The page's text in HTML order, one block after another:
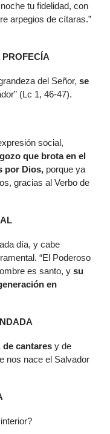
tu fidelidad, con
arpegios de cítaras.”
del Señor, se
(Lc 1, 46-47).
social,
que brota en el
por Dios, porque ya
gracias al Verbo de
día, y cabe
“El Poderoso
es santo, y su
en
de cantares y de
nos nace el Salvador